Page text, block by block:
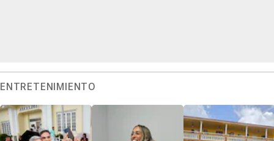
ENTRETENIMIENTO